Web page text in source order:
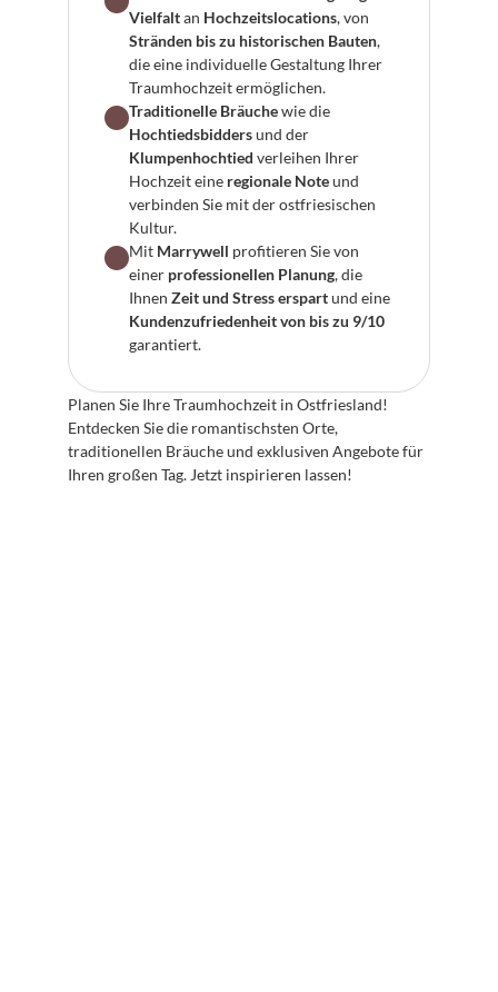
Vielfalt an Hochzeitslocations
Stränden bis zu historischen Bauten,
die eine individuelle Gestaltung Ihrer
Traumhochzeit ermöglichen.
Traditionelle Bräuche
Hochtiedsbidders
Klumpenhochtied verleihen Ihrer
Hochzeit eine regionale Note und
verbinden Sie mit der ostfriesischen
Kultur.
Mit Marrywell profitieren Sie von
einer professionellen Planung, die
Ihnen Zeit und Stress erspart
Kundenzufriedenheit von bis zu 9/10
garantiert.
Planen Sie Ihre Traumhochzeit in Ostfriesland!
Entdecken Sie die romantischsten Orte,
traditionellen Bräuche und exklusiven Angebote für
Ihren großen Tag. Jetzt inspirieren lassen!